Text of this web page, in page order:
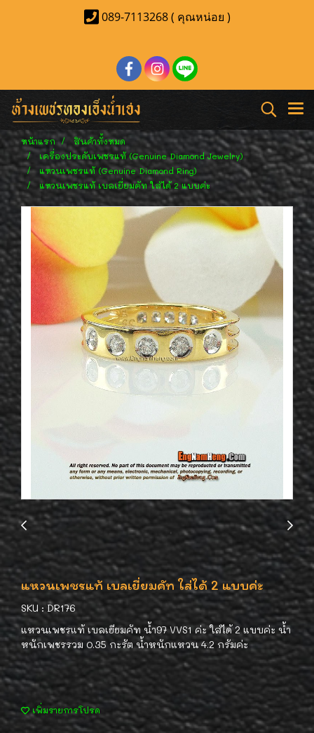
089-7113268 ( คุณหน่อย )
หน้าแรก
สินค้าทั้งหมด
เครื่องประดับเพชรแท้ (Genuine Diamond Jewelry)
แหวนเพชรแท้ (Genuine Diamond Ring)
แหวนเพชรแท้ เบลเยี่ยมคัท ใส่ได้ 2 แบบค่ะ
แหวนเพชรแท้ เบลเยี่ยมคัท ใส่ได้ 2 แบบค่ะ
SKU : DR176
แหวนเพชรแท้ เบลเยียมคัท น้ำ97 VVS1 ค่ะ ใส่ได้ 2 แบบค่ะ น้ำ
หนักเพชรรวม 0.35 กะรัต น้ำหนักแหวน 4.2 กรัมค่ะ
เพิ่มรายการโปรด